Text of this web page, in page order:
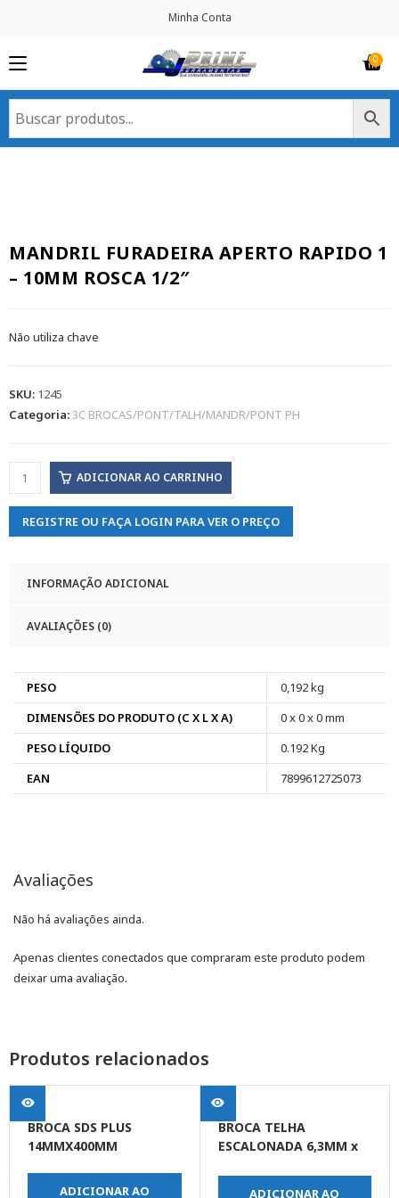
Minha Conta
MANDRIL FURADEIRA APERTO RAPIDO 1
– 10MM ROSCA 1/2″
Não utiliza chave
SKU: 1245
Categoria:3C BROCAS/PONT/TALH/MANDR/PONT PH
ADICIONAR AO CARRINHO
REGISTRE OU FAÇA LOGIN PARA VER O PREÇO
INFORMAÇÃO ADICIONAL
AVALIAÇÕES (0)
PESO
0,192 kg
DIMENSÕES DO PRODUTO (C X L X A)
0 x 0 x 0 mm
PESO LÍQUIDO
0.192 Kg
EAN
7899612725073
Avaliações
Não há avaliações ainda.
Apenas clientes conectados que compraram este produto podem
deixar uma avaliação.
Produtos relacionados
BROCA SDS PLUS
14MMX400MM
ADICIONAR AO
BROCA TELHA
ESCALONADA 6,3MM x
ADICIONAR AO